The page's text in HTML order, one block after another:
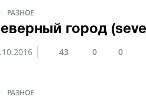
РАЗНОЕ
город
43 0 0
РАЗНОЕ